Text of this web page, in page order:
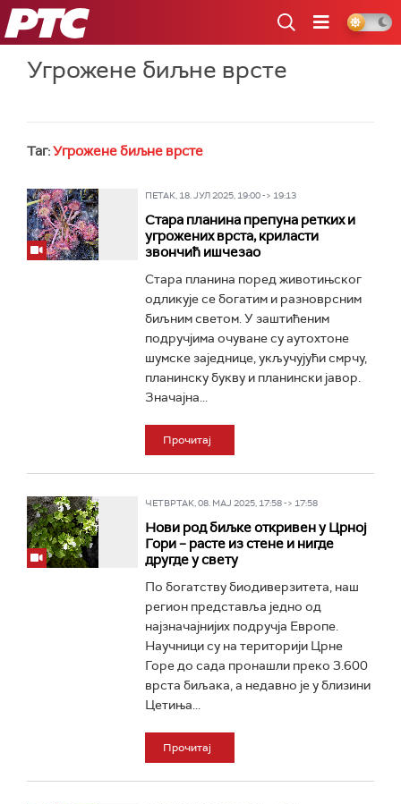
РТС
Угрожене биљне врсте
Таг:Угрожене биљне врсте
ПЕТАК, 18. ЈУЛ 2025, 19:00 -> 19:13
Стара планина препуна ретких и
угрожених врста, криласти
звончић ишчезао
Стара планина поред животињског
одликује се богатим и разноврсним
биљним светом. У заштићеним
подручјима очуване су аутохтоне
шумске заједнице, укључујући смрчу,
планинску букву и планински јавор.
Значајна...
Прочитај
ЧЕТВРТАК, 08. МАЈ 2025, 17:58 -> 17:58
Нови род биљке откривен у Црној
Гори – расте из стене и нигде
другде у свету
По богатству биодиверзитета, наш
регион представља једно од
најзначајнијих подручја Европе.
Научници су на територији Црне
Горе до сада пронашли преко 3.600
врста биљака, а недавно је у близини
Цетиња...
Прочитај